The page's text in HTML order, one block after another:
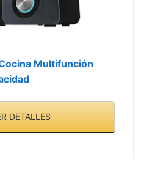
Multifunción
DETALLES